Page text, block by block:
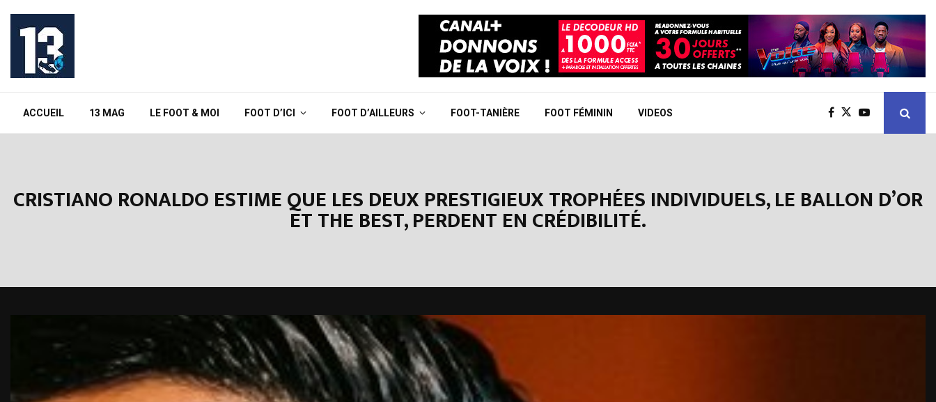
ACCUEIL 13 MAG LE FOOT & MOI FOOT D’ICI FOOT D’AILLEURS FOOT-TANIÈRE FOOT FÉMININ VIDEOS
CRISTIANO RONALDO ESTIME QUE LES DEUX PRESTIGIEUX TROPHÉES INDIVIDUELS, LE BALLON D’OR
ET THE BEST, PERDENT EN CRÉDIBILITÉ.